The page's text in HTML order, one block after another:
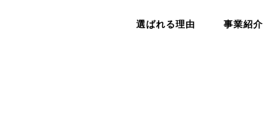
選ばれる理由 事業紹介